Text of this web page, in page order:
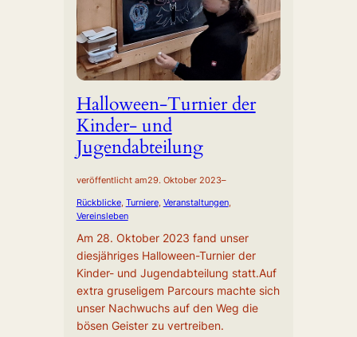
Halloween-Turnier der
Kinder- und
Jugendabteilung
veröffentlicht am29. Oktober 2023–
Rückblicke, Turniere, Veranstaltungen
Vereinsleben
Am 28. Oktober 2023 fand unser
diesjähriges Halloween-Turnier der
Kinder- und Jugendabteilung statt.Auf
extra gruseligem Parcours machte sich
unser Nachwuchs auf den Weg die
bösen Geister zu vertreiben.